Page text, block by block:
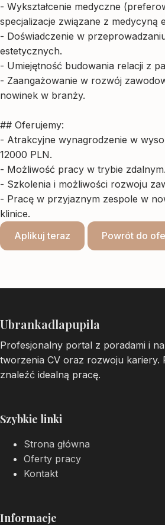
- Wykształcenie medyczne
specjalizacje związane z medycyną
- Doświadczenie w
estetycznych.
- Umiejętność budowania relacji z
- Zaangażowanie w rozwój
nowinek w branży.
## Oferujemy:
- Atrakcyjne wynagrodzenie w
12000 PLN.
- Możliwość pracy w trybie zdalnym.
- Szkolenia i możliwości rozwoju
- Pracę w przyjaznym zespole w
klinice.
Aplikuj teraz
Powrót do
Ubrankadlapupila
Profesjonalny portal z poradami i
tworzenia CV oraz rozwoju kariery.
znaleźć idealną pracę.
Szybkie linki
Strona główna
Oferty pracy
Kontakt
Informacje